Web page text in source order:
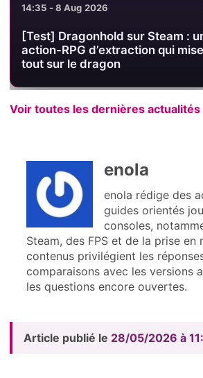
14:35 - 8 Aug 2026
[Test] Dragonhold sur Steam :
action-RPG d’extraction qui mise
tout sur le dragon
Voir toutes les dernières actualités
enola
enola rédige des
guides orientés
consoles,
Steam, des FPS et de la prise en
contenus privilégient les
comparaisons avec les versions
les questions encore ouvertes.
Article publié le 28/05/2026 à